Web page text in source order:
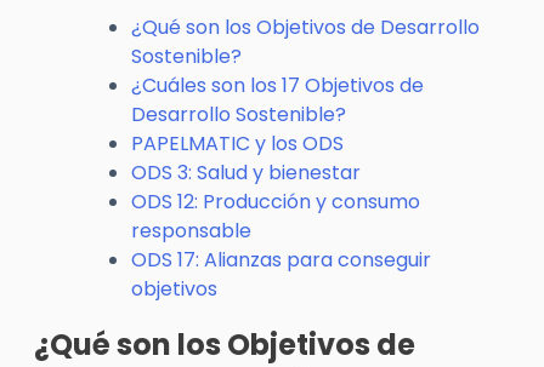
¿Qué son los Objetivos de Desarrollo
Sostenible?
¿Cuáles son los 17 Objetivos de
Desarrollo Sostenible?
PAPELMATIC y los ODS
ODS 3: Salud y bienestar
ODS 12: Producción y consumo
responsable
ODS 17: Alianzas para conseguir
objetivos
¿Qué son los Objetivos de